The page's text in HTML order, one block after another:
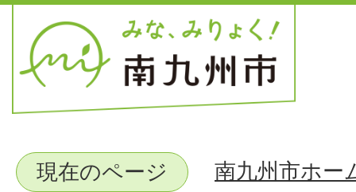
現在のページ 南九州市ホー